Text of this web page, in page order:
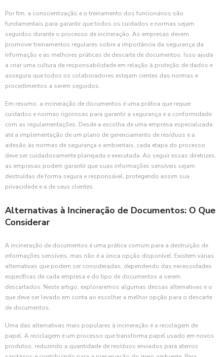
Por fim, a conscientização e o treinamento dos funcionários são
fundamentais para garantir que todos os cuidados e normas sejam
seguidos durante o processo de incineração. As empresas devem
promover treinamentos regulares sobre a importância da segurança da
informação e as melhores práticas de descarte de documentos. Isso ajuda
a criar uma cultura de responsabilidade em relação à proteção de dados e
assegura que todos os colaboradores estejam cientes das normas e
procedimentos a serem seguidos.
Em resumo, a incineração de documentos é uma prática que requer
cuidados e normas rigorosas para garantir a segurança e a conformidade
com as regulamentações. Desde a escolha de uma empresa especializada
até a implementação de um plano de gerenciamento de resíduos e a
adesão às normas de segurança e ambientais, cada etapa do processo
deve ser cuidadosamente planejada e executada. Ao seguir essas diretrizes,
as empresas podem garantir que suas informações sensíveis sejam
destruídas de forma segura e responsável, protegendo assim sua
privacidade e a de seus clientes.
Alternativas à Incineração de Documentos: O Que
Considerar
A incineração de documentos é uma prática comum para a destruição de
informações sensíveis, mas não é a única opção disponível. Existem várias
alternativas que podem ser consideradas, dependendo das necessidades
específicas de cada empresa e do tipo de documentos a serem
descartados. Neste artigo, exploraremos algumas dessas alternativas e o
que deve ser levado em conta ao escolher a melhor opção para o descarte
de documentos.
Uma das alternativas mais populares à incineração é a reciclagem de
papel. A reciclagem é um processo que transforma papel usado em novos
produtos, reduzindo a quantidade de resíduos enviados para aterros